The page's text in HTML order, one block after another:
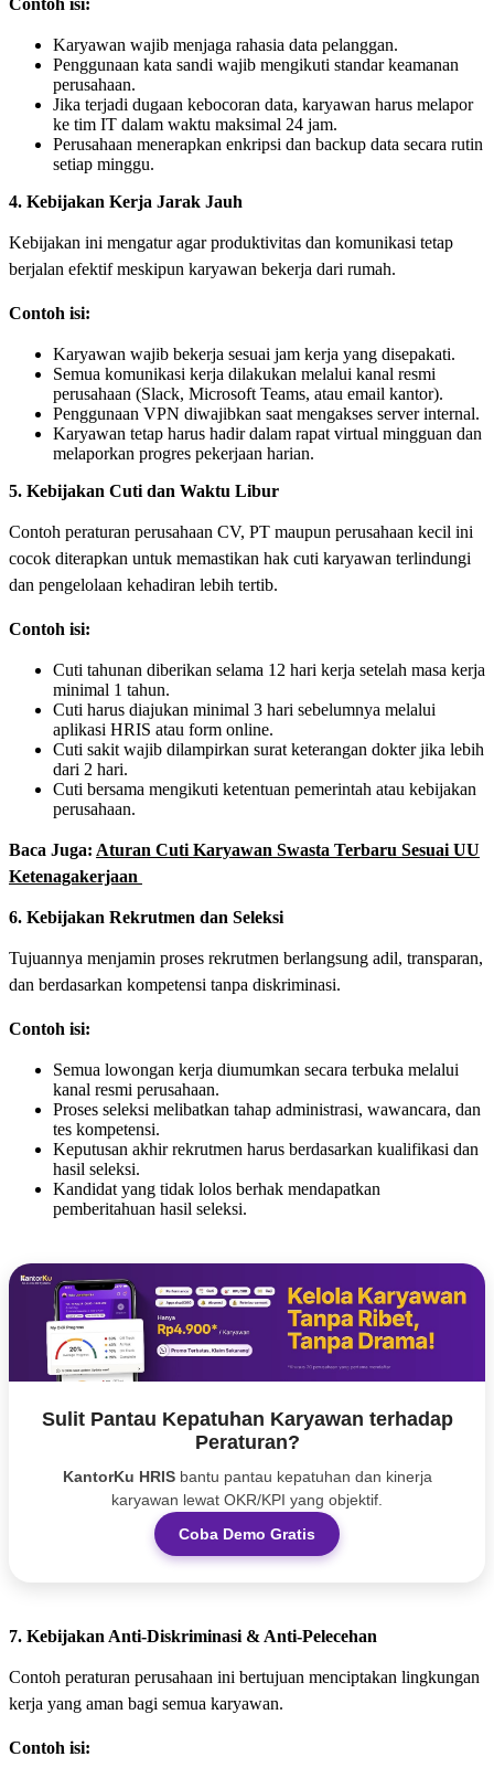
Karyawan wajib menjaga rahasia data pelanggan.
Penggunaan kata sandi wajib mengikuti standar keamanan
perusahaan.
Jika terjadi dugaan kebocoran data, karyawan harus melapor
ke tim IT dalam waktu maksimal 24 jam.
Perusahaan menerapkan enkripsi dan backup data secara rutin
setiap minggu.
4. Kebijakan Kerja Jarak Jauh
Kebijakan ini mengatur agar produktivitas dan komunikasi tetap
berjalan efektif meskipun karyawan bekerja dari rumah.
Contoh isi:
Karyawan wajib bekerja sesuai jam kerja yang disepakati.
Semua komunikasi kerja dilakukan melalui kanal resmi
perusahaan (Slack, Microsoft Teams, atau email kantor).
Penggunaan VPN diwajibkan saat mengakses server internal.
Karyawan tetap harus hadir dalam rapat virtual mingguan dan
melaporkan progres pekerjaan harian.
5. Kebijakan Cuti dan Waktu Libur
Contoh peraturan perusahaan CV, PT maupun perusahaan kecil ini
cocok diterapkan untuk memastikan hak cuti karyawan terlindungi
dan pengelolaan kehadiran lebih tertib.
Contoh isi:
Cuti tahunan diberikan selama 12 hari kerja setelah masa kerja
minimal 1 tahun.
Cuti harus diajukan minimal 3 hari sebelumnya melalui
aplikasi HRIS atau form online.
Cuti sakit wajib dilampirkan surat keterangan dokter jika lebih
dari 2 hari.
Cuti bersama mengikuti ketentuan pemerintah atau kebijakan
perusahaan.
Baca Juga: Aturan Cuti Karyawan Swasta Terbaru Sesuai UU
Ketenagakerjaan
6. Kebijakan Rekrutmen dan Seleksi
Tujuannya menjamin proses rekrutmen berlangsung adil, transparan,
dan berdasarkan kompetensi tanpa diskriminasi.
Contoh isi:
Semua lowongan kerja diumumkan secara terbuka melalui
kanal resmi perusahaan.
Proses seleksi melibatkan tahap administrasi, wawancara, dan
tes kompetensi.
Keputusan akhir rekrutmen harus berdasarkan kualifikasi dan
hasil seleksi.
Kandidat yang tidak lolos berhak mendapatkan
pemberitahuan hasil seleksi.
Sulit Pantau Kepatuhan Karyawan terhadap
Peraturan?
KantorKu HRISbantu pantau kepatuhan dan kinerja
karyawan lewat OKR/KPI yang objektif.
Coba Demo Gratis
7. Kebijakan Anti-Diskriminasi & Anti-Pelecehan
Contoh peraturan perusahaan ini bertujuan menciptakan lingkungan
kerja yang aman bagi semua karyawan.
Contoh isi: